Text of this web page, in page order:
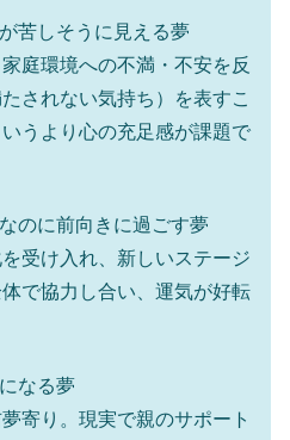
苦しそうに見える夢
庭環境への不満・不安を反
されない気持ち）を表すこ
うより心の充足感が課題で
のに前向きに過ごす夢
受け入れ、新しいステージ
で協力し合い、運気が好転
なる夢
寄り。現実で親のサポート